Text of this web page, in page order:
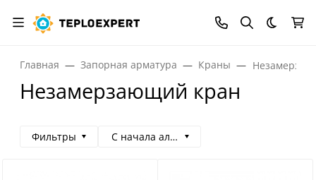
Темная
Главная Запорная арматура Краны
Незамерзающий кран
Фильтры С начала алфавита